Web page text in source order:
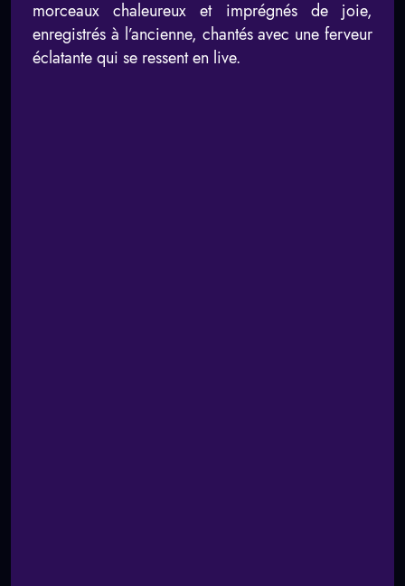
morceaux chaleureux et imprégnés de joie,
enregistrés à l’ancienne, chantés avec une ferveur
éclatante qui se ressent en live.